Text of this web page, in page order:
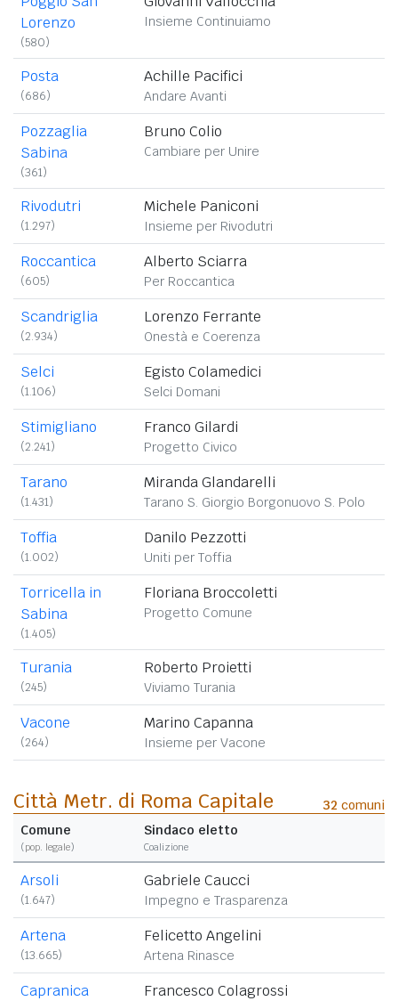
Lorenzo
(580)
Insieme Continuiamo
Posta
(686)
Achille Pacifici
Andare Avanti
Pozzaglia
Sabina
(361)
Bruno Colio
Cambiare per Unire
Rivodutri
(1.297)
Michele Paniconi
Insieme per Rivodutri
Roccantica
(605)
Alberto Sciarra
Per Roccantica
Scandriglia
(2.934)
Lorenzo Ferrante
Onestà e Coerenza
Selci
(1.106)
Egisto Colamedici
Selci Domani
Stimigliano
(2.241)
Franco Gilardi
Progetto Civico
Tarano
(1.431)
Miranda Glandarelli
Tarano S. Giorgio Borgonuovo S. Polo
Toffia
(1.002)
Danilo Pezzotti
Uniti per Toffia
Torricella in
Sabina
(1.405)
Floriana Broccoletti
Progetto Comune
Turania
(245)
Roberto Proietti
Viviamo Turania
Vacone
(264)
Marino Capanna
Insieme per Vacone
Città Metr. di Roma Capitale 32 comuni
Comune
(pop. legale)
Sindaco eletto
Coalizione
Arsoli
(1.647)
Gabriele Caucci
Impegno e Trasparenza
Artena
(13.665)
Felicetto Angelini
Artena Rinasce
Capranica
Francesco Colagrossi